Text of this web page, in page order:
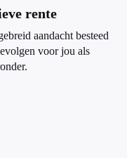
rente
aandacht besteed
voor jou als